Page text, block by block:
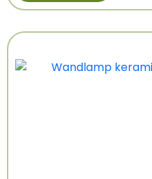
LED W
Lichtbron
Afmetingen:lengte